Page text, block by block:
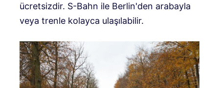
ücretsizdir. S-Bahn ile Berlin'den arabayla
veya trenle kolayca ulaşılabilir.